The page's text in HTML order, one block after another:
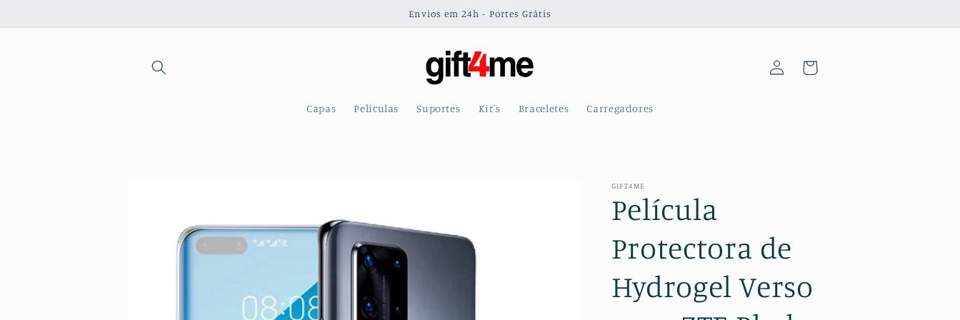
conteúdo
Envios em 24h - Portes Grátis
Capas Películas Suportes Kit´s Braceletes Carregadores
Iniciar
sessão
Carrinho
GIFT4ME
Película
Protectora de
Hydrogel Verso